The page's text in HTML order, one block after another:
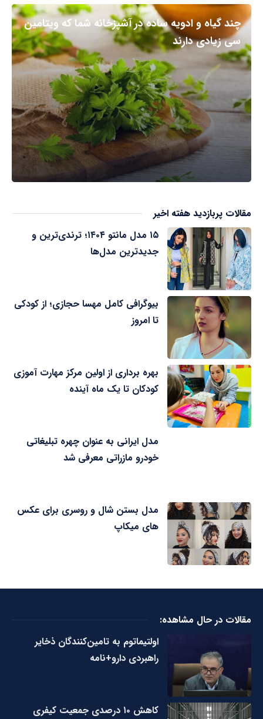
چند گیاه و ادویه ساده در آشپزخانه شما که ویتامین
سی زیادی دارند
مقالات پربازدید هفته اخیر
۱۵ مدل مانتو ۱۴۰۴؛ ترندی‌ترین و
جدیدترین مدل‌ها
بیوگرافی کامل مهسا حجازی؛ از کودکی
تا امروز
بهره برداری از اولین مرکز مهارت آموزی
کودکان تا یک ماه آینده
مدل ایرانی به عنوان چهره تبلیغاتی
خودرو مازراتی معرفی شد
مدل بستن شال و روسری برای عکس
های میکاپ
مقالات در حال مشاهده:
اولتیماتوم به تامین‌کنندگان ذخایر
راهبردی دارو+نامه
کاهش ۱۰ درصدی جمعیت کیفری